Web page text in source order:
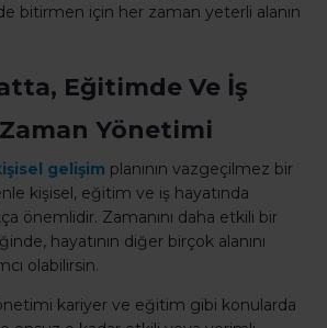
bitirmen için her zaman yeterli alanın
Eğitimde Ve İş
Yönetimi
gelişim planının vazgeçilmez bir
kişisel, eğitim ve iş hayatında
önemlidir. Zamanını daha etkili bir
hayatının diğer birçok alanını
olabilirsin.
kariyer ve eğitim gibi konularda